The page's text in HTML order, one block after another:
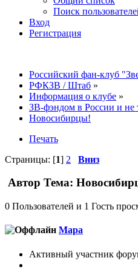
Поиск
Вход
Регистрация
Российский фан-клуб
РФКЗВ / Штаб »
Информация о клубе »
ЗВ-фэндом в России и не
Новосибирцы!
Печать
Страницы: [1] 2 Вниз
Автор Тема:
0 Пользователей и 1 Гость
Мара
Активный участник